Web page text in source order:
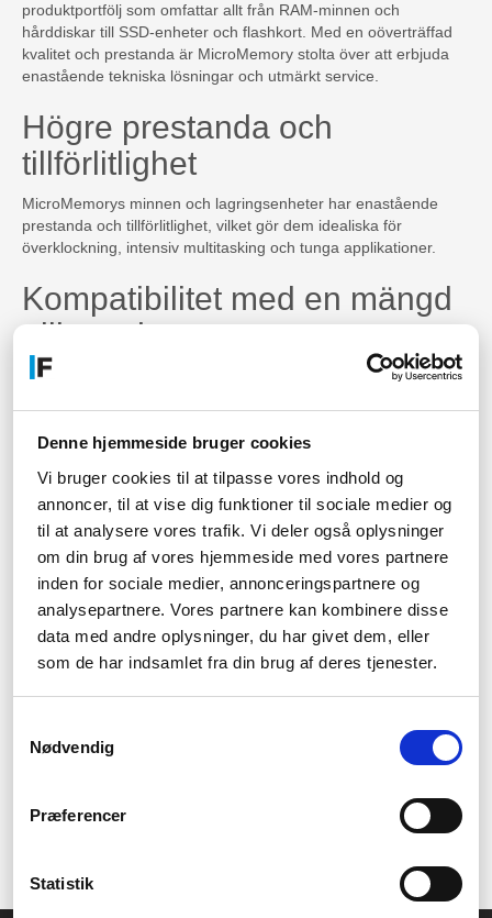
Denne hjemmeside bruger cookies
Vi bruger cookies til at tilpasse vores indhold og
annoncer, til at vise dig funktioner til sociale medier og
til at analysere vores trafik. Vi deler også oplysninger
om din brug af vores hjemmeside med vores partnere
inden for sociale medier, annonceringspartnere og
analysepartnere. Vores partnere kan kombinere disse
data med andre oplysninger, du har givet dem, eller
som de har indsamlet fra din brug af deres tjenester.
Nødvendig
Præferencer
Statistik
produktportfölj som omfattar allt från RAM-minnen och
hårddiskar till SSD-enheter och flashkort. Med en oöverträffad
kvalitet och prestanda är MicroMemory stolta över att erbjuda
enastående tekniska lösningar och utmärkt service.
Högre prestanda och
tillförlitlighet
MicroMemorys minnen och lagringsenheter har enastående
prestanda och tillförlitlighet, vilket gör dem idealiska för
överklockning, intensiv multitasking och tunga applikationer.
Kompatibilitet med en mängd
olika enheter
MicroMemorys produkter är kompatibla med en mängd olika
Kraftfulla solderade lösningar
MicroMemorys solderade lösningar erbjuder hög kapacitet och
effektivitet samtidigt som de minimerar energiförbrukningen.
Pålitlig stödservice
MicroMemory erbjuder en pålitlig stödservice till sina kunder,
som kan hjälpa dem med allt från installationsfrågor till tekniska
problem.
miljömedvetenhet
certifierade enligt strikta miljöstandarder och är utformade för att